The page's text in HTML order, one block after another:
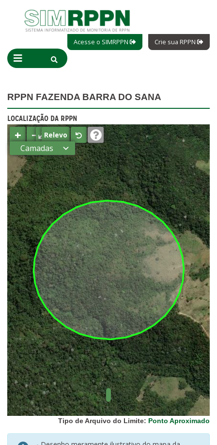
Acesse o SIMRPPN Crie sua RPPN
RPPN FAZENDA BARRA DO SANA
LOCALIZAÇÃO DA RPPN
+ −⤢Relevo
Camadas
Estados
Municípios
Terras
indígenas
(FUNAI)
UC Federal
UC Estaduais
UC
Municipais
Hidrografia
1:1.000.000
(ANA)
Biomas
(IBGE)
Vegetação
(IBGE)
Rodovias
(IBGE)
Relevo
(IBGE)
Tipo de Arquivo do Limite: Ponto Aproximado